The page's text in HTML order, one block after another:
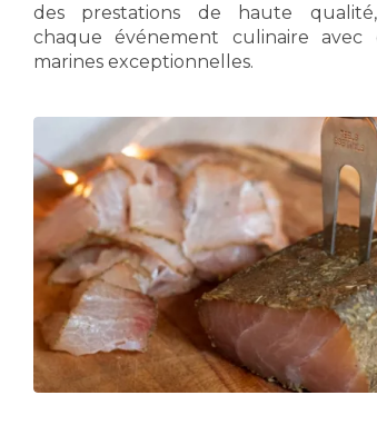
des prestations de haute
chaque événement culinaire avec
marines exceptionnelles.